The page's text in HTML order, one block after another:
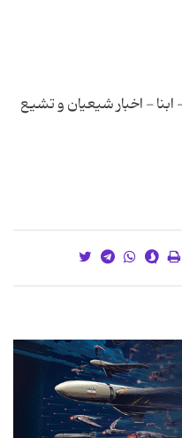
- اخبار شیعیان و تشیع